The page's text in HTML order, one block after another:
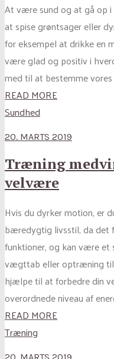
At være sund og at gå op i
at spise grøntsager eller
for eksempel at drikke en
være glad og positiv i
med til at bestemme vores
READ MORE
Sundhed
20. MARTS 2019
Træning
velvære
Hvis du dyrker motion, er
bæredygtig livsstil, da det
funktioner, og kan være et
vægttab eller optræning til
hjælpe til at forbedre din
overordnede niveau af
READ MORE
Træning